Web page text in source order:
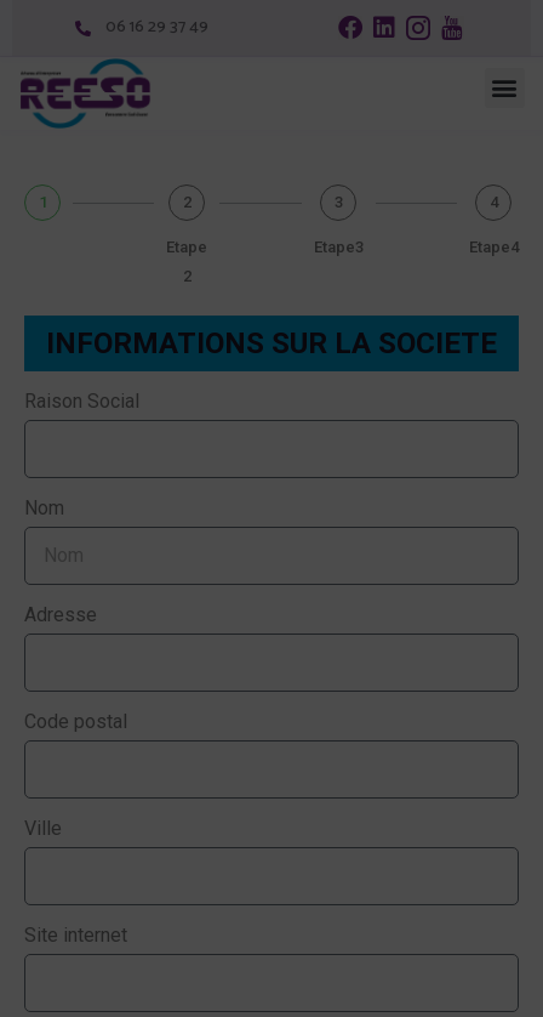
06 16 29 37 49
1 2
Etape
2
3
Etape3
4
Etape4
INFORMATIONS SUR LA SOCIETE
Raison Social
Nom
Adresse
Code postal
Ville
Site internet